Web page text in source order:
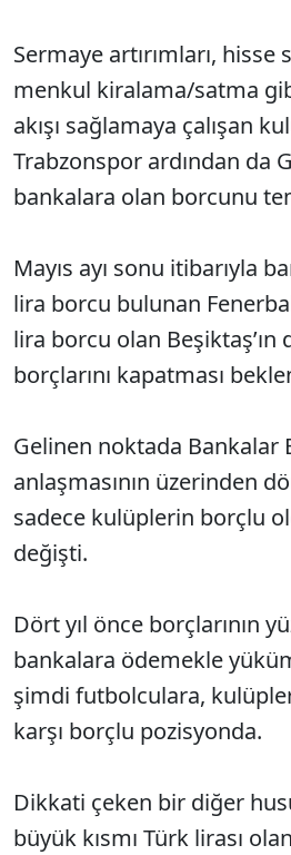
Sermaye artırımları, hisse
menkul kiralama/satma
akışı sağlamaya çalışan
Trabzonspor ardından da
bankalara olan borcunu
Mayıs ayı sonu itibarıyla
lira borcu bulunan
lira borcu olan Beşiktaş’ın
borçlarını kapatması
Gelinen noktada Bankalar
anlaşmasının üzerinden
sadece kulüplerin borçlu
değişti.
Dört yıl önce borçlarının
bankalara ödemekle
şimdi futbolculara,
karşı borçlu pozisyonda.
Dikkati çeken bir diğer
büyük kısmı Türk lirası